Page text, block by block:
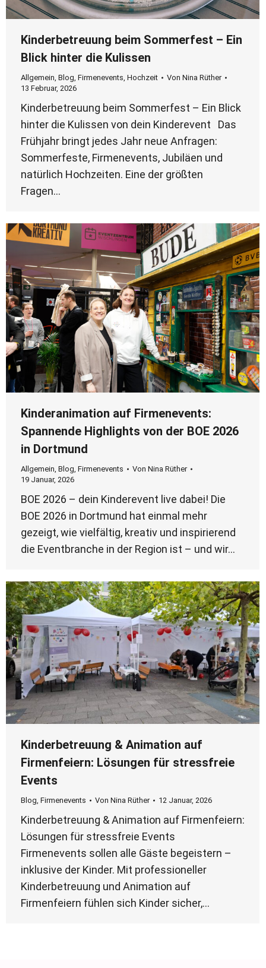
Kinderbetreuung beim Sommerfest – Ein
Blick hinter die Kulissen
Allgemein Blog Firmenevents Hochzeit Von Nina Rüther
13 Februar, 2026
Kinderbetreuung beim Sommerfest – Ein Blick
hinter die Kulissen von dein Kinderevent Das
Frühjahr bringt jedes Jahr neue Anfragen:
Sommerfeste, Firmenevents, Jubiläen und
natürlich Hochzeiten. Eine der größten
Fragen…
Kinderanimation auf Firmenevents:
Spannende Highlights von der BOE 2026
in Dortmund
Allgemein Blog Firmenevents Von Nina Rüther
19 Januar, 2026
BOE 2026 – dein Kinderevent live dabei! Die
BOE 2026 in Dortmund hat einmal mehr
gezeigt, wie vielfältig, kreativ und inspirierend
die Eventbranche in der Region ist – und wir…
Kinderbetreuung & Animation auf
Firmenfeiern: Lösungen für stressfreie
Events
Blog, Firmenevents Von Nina Rüther 12 Januar, 2026
Kinderbetreuung & Animation auf Firmenfeiern:
Lösungen für stressfreie Events
Firmenevents sollen alle Gäste begeistern –
inklusive der Kinder. Mit professioneller
Kinderbetreuung und Animation auf
Firmenfeiern fühlen sich Kinder sicher,…